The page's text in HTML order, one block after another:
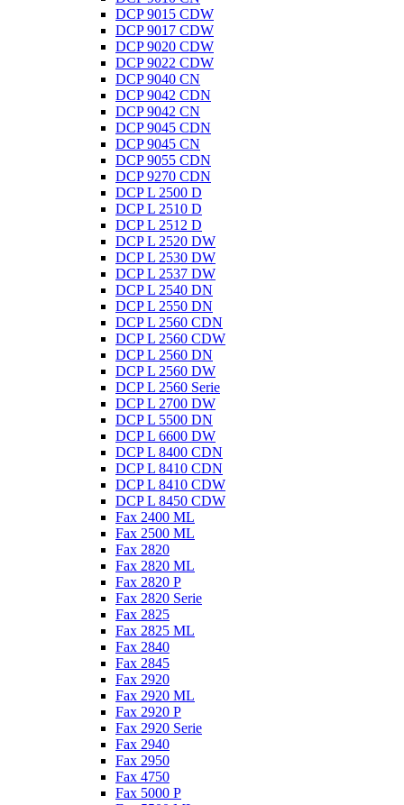
DCP 9015 CDW
DCP 9017 CDW
DCP 9020 CDW
DCP 9022 CDW
DCP 9040 CN
DCP 9042 CDN
DCP 9042 CN
DCP 9045 CDN
DCP 9045 CN
DCP 9055 CDN
DCP 9270 CDN
DCP L 2500 D
DCP L 2510 D
DCP L 2512 D
DCP L 2520 DW
DCP L 2530 DW
DCP L 2537 DW
DCP L 2540 DN
DCP L 2550 DN
DCP L 2560 CDN
DCP L 2560 CDW
DCP L 2560 DN
DCP L 2560 DW
DCP L 2560 Serie
DCP L 2700 DW
DCP L 5500 DN
DCP L 6600 DW
DCP L 8400 CDN
DCP L 8410 CDN
DCP L 8410 CDW
DCP L 8450 CDW
Fax 2400 ML
Fax 2500 ML
Fax 2820
Fax 2820 ML
Fax 2820 P
Fax 2820 Serie
Fax 2825
Fax 2825 ML
Fax 2840
Fax 2845
Fax 2920
Fax 2920 ML
Fax 2920 P
Fax 2920 Serie
Fax 2940
Fax 2950
Fax 4750
Fax 5000 P